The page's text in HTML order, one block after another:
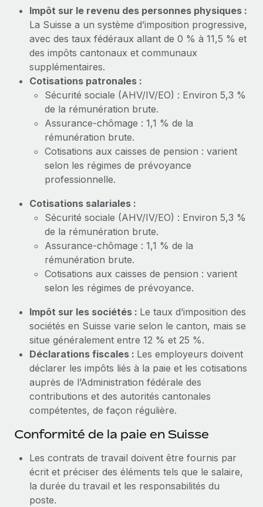
En savoir plus
Impôt sur le revenu des personnes physiques :
La Suisse a un système d’imposition progressive,
avec des taux fédéraux allant de 0 % à 11,5 % et
des impôts cantonaux et communaux
supplémentaires.
Cotisations patronales :
Sécurité sociale (AHV/IV/EO) : Environ 5,3 %
de la rémunération brute.
Assurance-chômage : 1,1 % de la
rémunération brute.
Cotisations aux caisses de pension : varient
selon les régimes de prévoyance
professionnelle.
Cotisations salariales :
Sécurité sociale (AHV/IV/EO) : Environ 5,3 %
de la rémunération brute.
Assurance-chômage : 1,1 % de la
rémunération brute.
Cotisations aux caisses de pension : varient
selon les régimes de prévoyance.
Impôt sur les sociétés : Le taux d’imposition des
sociétés en Suisse varie selon le canton, mais se
situe généralement entre 12 % et 25 %.
Déclarations fiscales : Les employeurs doivent
déclarer les impôts liés à la paie et les cotisations
auprès de l’Administration fédérale des
contributions et des autorités cantonales
compétentes, de façon régulière.
Conformité de la paie en Suisse
Les contrats de travail doivent être fournis par
écrit et préciser des éléments tels que le salaire,
la durée du travail et les responsabilités du
poste.